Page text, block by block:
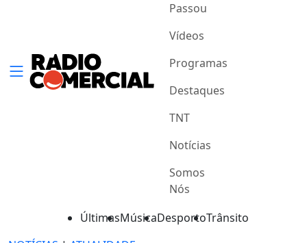
Passou
Vídeos
Programas
Destaques
TNT
Notícias
Somos
Nós
ÚltimasMúsicaDesportoTrânsito